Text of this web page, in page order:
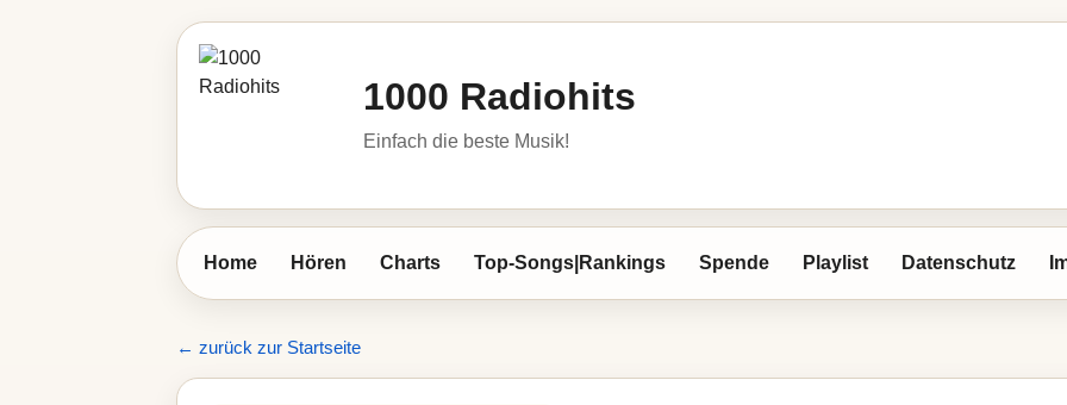
1000 Radiohits
Einfach die beste Musik!
Home Hören Charts Top-Songs|Rankings Spende Playlist Datenschutz
← zurück zur Startseite